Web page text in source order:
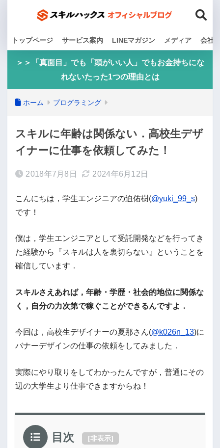
トップページ サービス案内 LINEマガジン メディア 会社
＞＞「真面目」でも「頭がいい人」でもお金持ちにな
れないたった1つの理由とは
ホーム プログラミング
スキルに年齢は関係ない．高校生デザ
イナーに仕事を依頼してみた！
2018年7月8日 2024年6月12日
こんにちは，学生エンジニアの迫佑樹(@yuki_99_s)
です！
僕は，学生エンジニアとして受託開発などを行ってき
た経験から『スキルは人を裏切らない』ということを
確信しています．
スキルさえあれば，年齢・学歴・社会的地位に関係な
く，自分の力次第で稼ぐことができるんですよ．
今回は，高校生デザイナーの夏那さん(@k026n_13)に
バナーデザインの仕事の依頼をしてみました．
実際にやり取りをしてわかったんですが，普通にその
辺の大学生より仕事できますからね！
目次 [非表示]